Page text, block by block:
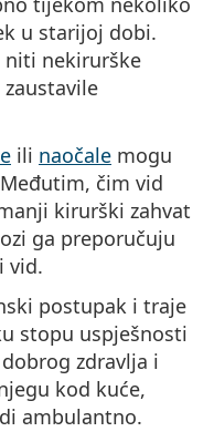
u starijoj dobi.
niti nekirurške
ili naočale mogu
čim vid
kirurški zahvat
ga preporučuju
vid.
postupak i traje
stopu uspješnosti
zdravlja i
kod kuće,
ambulantno.